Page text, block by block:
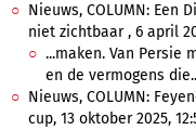
Nieuws, COLUMN: Een
niet zichtbaar , 6 april
...maken. Van Persie
en de vermogens
Nieuws, COLUMN:
cup, 13 oktober 2025,